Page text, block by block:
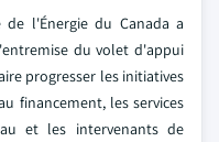
de l'Énergie du Canada a
du volet d'appui
progresser les initiatives
financement, les services
et les intervenants de